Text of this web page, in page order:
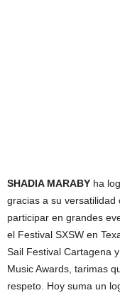
SHADIA MARABY ha
gracias a su versatilidad
participar en grandes
el Festival SXSW en
Sail Festival Cartagena
Music Awards, tarimas
respeto. Hoy suma un